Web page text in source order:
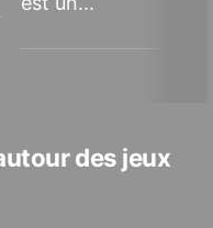
des jeux